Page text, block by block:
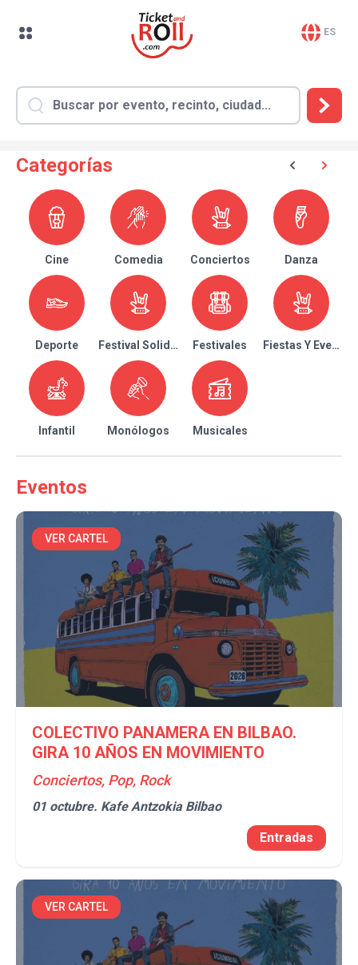
ES
Categorías
Cine Comedia Conciertos Danza
Deporte Festival Solidario Festivales Fiestas Y Eventos
Infantil Monólogos Musicales
Eventos
VER CARTEL
COLECTIVO PANAMERA EN BILBAO.
GIRA 10 AÑOS EN MOVIMIENTO
Conciertos, Pop, Rock
01 octubre. Kafe Antzokia Bilbao
Entradas
VER CARTEL